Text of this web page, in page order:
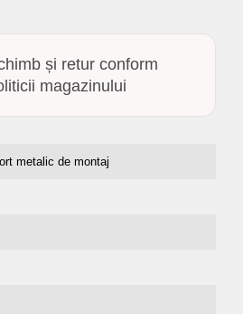
și retur conform
magazinului
metalic de montaj